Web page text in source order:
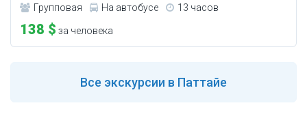
Групповая На автобусе 13 часов
138 $ за человека
Все экскурсии в Паттайе